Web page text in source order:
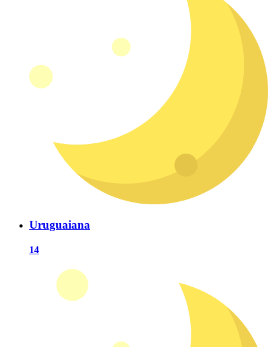
Uruguaiana
14